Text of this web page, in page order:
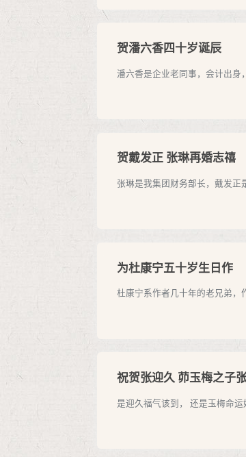
贺潘六香四十岁诞辰
潘六香是企业老同事，会计出身
贺戴发正 张琳再婚志禧
张琳是我集团财务部长，戴发正
为杜康宁五十岁生日作
杜康宁系作者几十年的老兄弟，
祝贺张迎久 茆玉梅之子
是迎久福气该到， 还是玉梅命运